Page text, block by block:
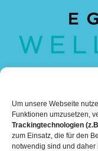
Um unsere Webseite
Funktionen umzusetzen,
Trackingtechnologien
zum Einsatz, die für den
notwendig sind und